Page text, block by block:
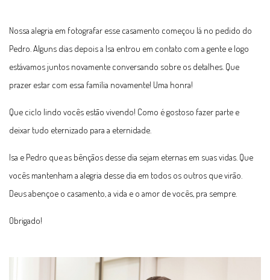
Nossa alegria em fotografar esse casamento começou lá no pedido do
Pedro. Alguns dias depois a Isa entrou em contato com a gente e logo
estávamos juntos novamente conversando sobre os detalhes. Que
prazer estar com essa família novamente! Uma honra!
Que ciclo lindo vocês estão vivendo! Como é gostoso fazer parte e
deixar tudo eternizado para a eternidade.
Isa e Pedro que as bênçãos desse dia sejam eternas em suas vidas. Que
vocês mantenham a alegria desse dia em todos os outros que virão.
Deus abençoe o casamento, a vida e o amor de vocês, pra sempre.
Obrigado!